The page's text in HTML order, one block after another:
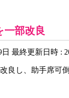
一部改良
最終更新日時 :
良し、 助手席可